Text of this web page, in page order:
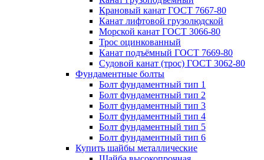
Крановый канат ГОСТ 7667-80
Канат лифтовой грузолюдской
Морской канат ГОСТ 3066-80
Трос оцинкованный
Канат подъёмный ГОСТ 7669-80
Судовой канат (трос) ГОСТ 3062-80
Фундаментные болты
Болт фундаментный тип 1
Болт фундаментный тип 2
Болт фундаментный тип 3
Болт фундаментный тип 4
Болт фундаментный тип 5
Болт фундаментный тип 6
Купить шайбы металлические